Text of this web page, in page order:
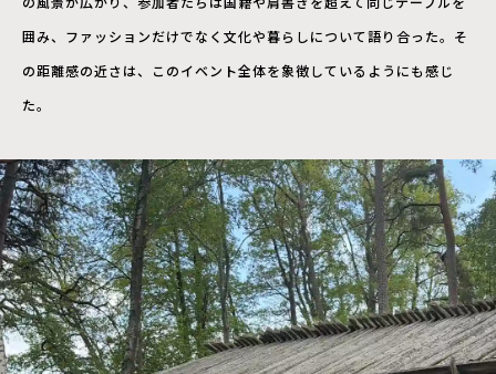
囲み、ファッションだけでなく文化や暮らしについて語り合った。そ
の距離感の近さは、このイベント全体を象徴しているようにも感じ
た。